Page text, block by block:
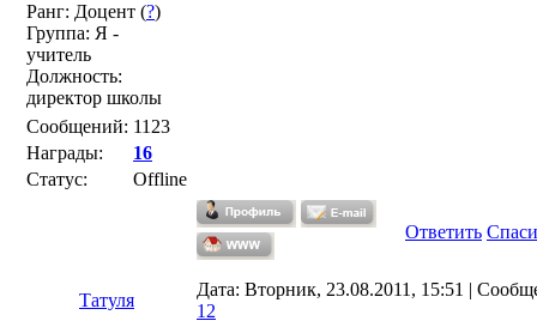
Ранг: Доцент (?)
Группа: Я -
учитель
Должность:
директор школы
Сообщений: 1123
Награды:
16
Статус:
Offline
Ответить
Татуля
Дата: Вторник, 23.08.2011, 15:51 |
12